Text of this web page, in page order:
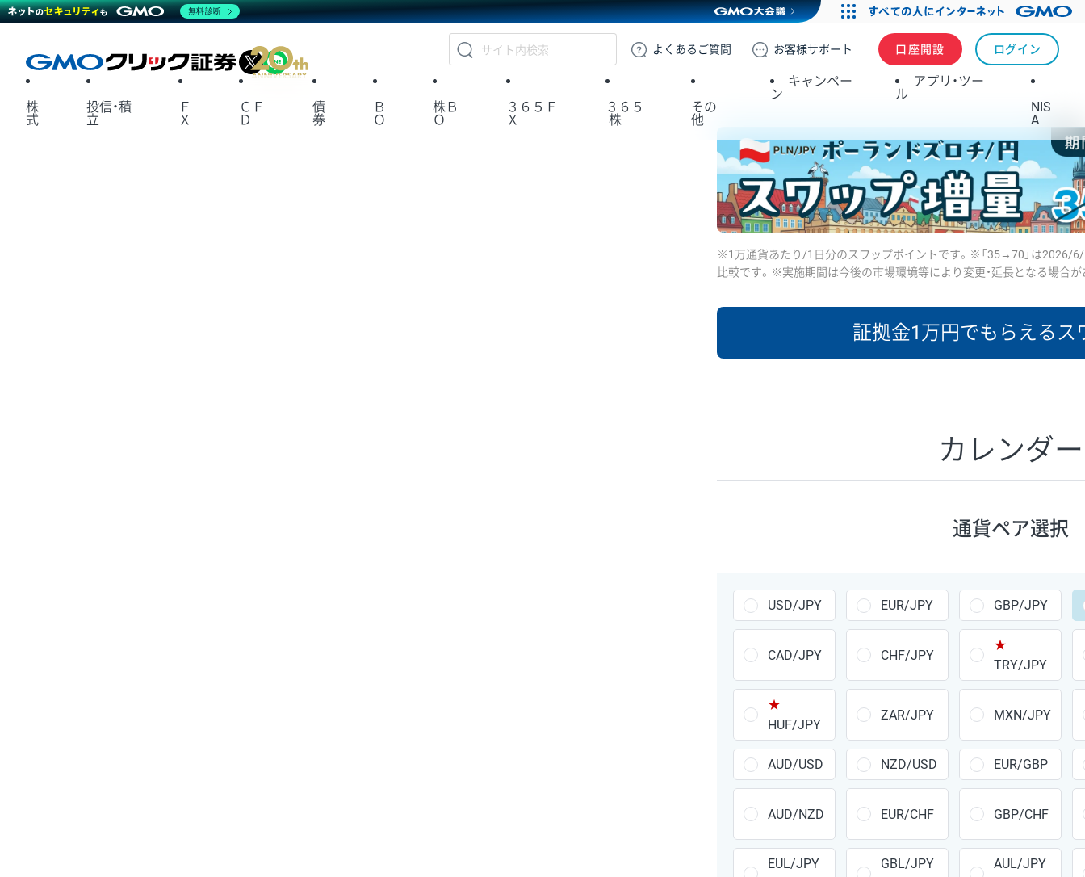
GMOクリック証券
よくある ご質問 お客様サポート 口座開設 ログイン
X
株
式
投信・積
立
Ｆ
Ｘ
ＣＦ
Ｄ
債
券
Ｂ
Ｏ
株Ｂ
Ｏ
３６５Ｆ
Ｘ
３６５
株
その
他
キャンペー
ン
アプリ・ツー
ル
NIS
A
※1万通貨あたり/1日分のスワップポイントです。※「35→70」は2026/6/
比較です。※実施期間は今後の市場環境等により変更・延長となる場合が
証拠金1万円でもらえるス
あたりの
ポイント
GBP/JPY 170円
AUD/JPY 106円
NZD/JPY 28円
CAD/JPY 38円
CHF/JPY 34円
PLN/JPY 35円
カレンダー
通貨ペア選択
USD/JPY EUR/JPY GBP/JPY
CAD/JPY CHF/JPY
★
TRY/JPY
★
HUF/JPY
ZAR/JPY MXN/JPY
AUD/USD NZD/USD EUR/GBP
AUD/NZD EUR/CHF GBP/CHF
EUL/JPY
GBL/JPY
AUL/JPY
無料診断